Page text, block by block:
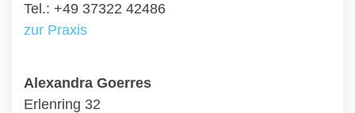
Tel.: +49 37322 42486
zur Praxis
Alexandra Goerres
Erlenring 32